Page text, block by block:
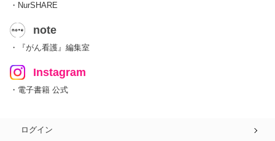
・NurSHARE
note
・『がん看護』編集室
Instagram
・電子書籍 公式
ログイン